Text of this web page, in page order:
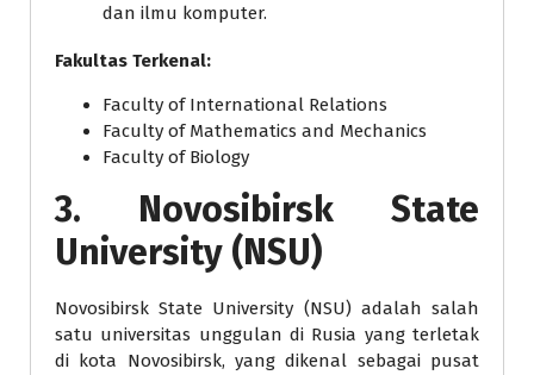
dan ilmu komputer.
Fakultas Terkenal:
Faculty of International Relations
Faculty of Mathematics and Mechanics
Faculty of Biology
3. Novosibirsk State
University (NSU)
Novosibirsk State University (NSU) adalah salah
satu universitas unggulan di Rusia yang terletak
di kota Novosibirsk, yang dikenal sebagai pusat